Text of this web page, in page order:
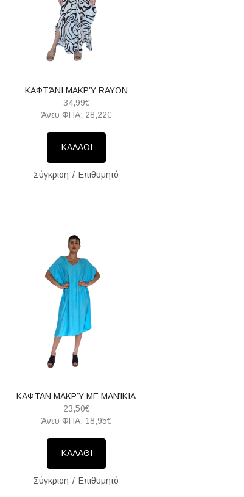
ΚΑΦΤΆΝΙ ΜΑΚΡΎ RAYON
34,99€
Άνευ ΦΠΑ: 28,22€
ΚΑΛΑΘΙ
Σύγκριση Επιθυμητό
ΚΑΦΤΑΝ ΜΑΚΡΎ ΜΕ ΜΑΝΊΚΙΑ
23,50€
Άνευ ΦΠΑ: 18,95€
ΚΑΛΑΘΙ
Σύγκριση Επιθυμητό